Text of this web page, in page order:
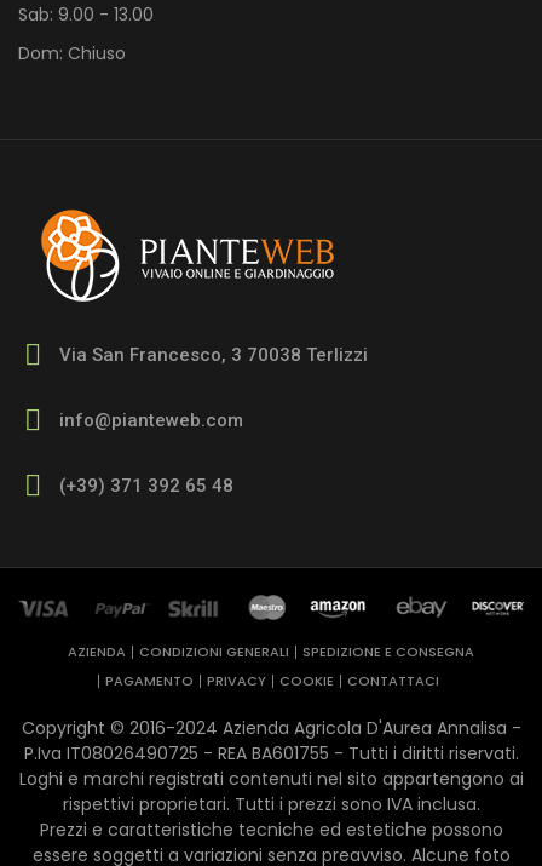
Sab: 9.00 - 13.00
Dom: Chiuso
Via San Francesco, 3 70038 Terlizzi
info@pianteweb.com
(+39) 371 392 65 48
AZIENDA CONDIZIONI GENERALI
SPEDIZIONE E CONSEGNA
PAGAMENTO
PRIVACY COOKIE CONTATTACI
Copyright © 2016-2024 Azienda Agricola D'Aurea Annalisa -
P.Iva IT08026490725 - REA ​BA601755 - Tutti i diritti riservati.
Loghi e marchi registrati contenuti nel sito appartengono ai
rispettivi proprietari. Tutti i prezzi sono IVA inclusa.
Prezzi e caratteristiche tecniche ed estetiche possono
essere soggetti a variazioni senza preavviso. Alcune foto